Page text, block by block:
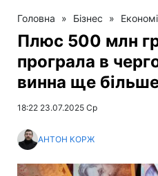
Головна » Бізнес »
Плюс 500 млн
програла в
винна ще
18:22 23.07.2025 Ср
АНТОН КОРЖ